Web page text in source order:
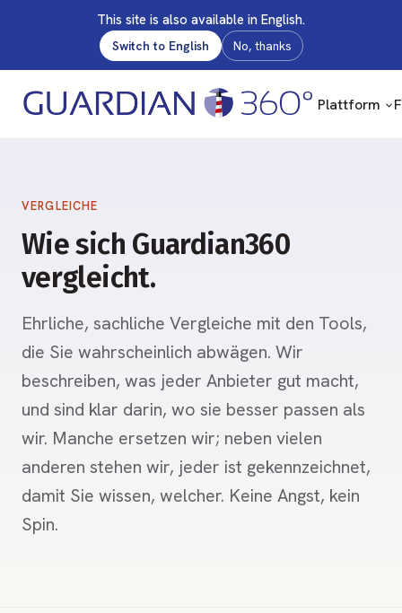
This site is also available in English.
Switch to English No, thanks
Plattform
VERGLEICHE
Wie sich Guardian360
vergleicht.
Ehrliche, sachliche Vergleiche mit den Tools,
die Sie wahrscheinlich abwägen. Wir
beschreiben, was jeder Anbieter gut macht,
und sind klar darin, wo sie besser passen als
wir. Manche ersetzen wir; neben vielen
anderen stehen wir, jeder ist gekennzeichnet,
damit Sie wissen, welcher. Keine Angst, kein
Spin.